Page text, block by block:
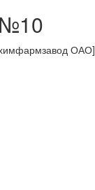
№10
ОАО]